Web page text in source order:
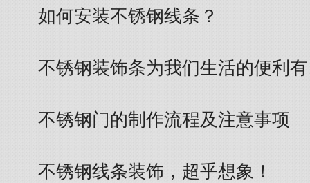
如何安装不锈钢线条？
不锈钢装饰条为我们生活的便利
不锈钢门的制作流程及注意事项
不锈钢线条装饰，超乎想象！